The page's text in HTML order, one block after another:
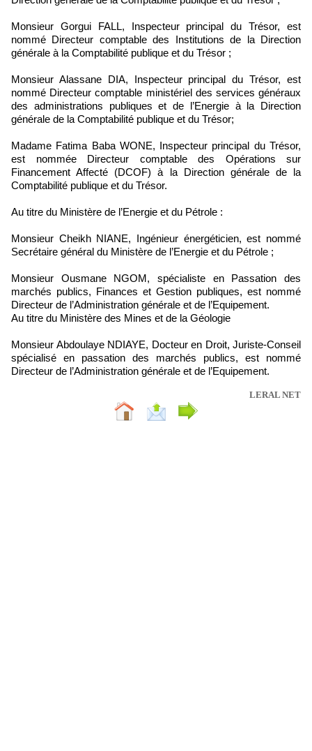
Monsieur Gorgui FALL, Inspecteur principal du Trésor, est
nommé Directeur comptable des Institutions de la Direction
générale à la Comptabilité publique et du Trésor ;
Monsieur Alassane DIA, Inspecteur principal du Trésor, est
nommé Directeur comptable ministériel des services généraux
des administrations publiques et de l’Energie à la Direction
générale de la Comptabilité publique et du Trésor;
Madame Fatima Baba WONE, Inspecteur principal du Trésor,
est nommée Directeur comptable des Opérations sur
Financement Affecté (DCOF) à la Direction générale de la
Comptabilité publique et du Trésor.
Au titre du Ministère de l’Energie et du Pétrole :
Monsieur Cheikh NIANE, Ingénieur énergéticien, est nommé
Secrétaire général du Ministère de l’Energie et du Pétrole ;
Monsieur Ousmane NGOM, spécialiste en Passation des
marchés publics, Finances et Gestion publiques, est nommé
Directeur de l’Administration générale et de l’Equipement.
Au titre du Ministère des Mines et de la Géologie
Monsieur Abdoulaye NDIAYE, Docteur en Droit, Juriste-Conseil
spécialisé en passation des marchés publics, est nommé
Directeur de l’Administration générale et de l’Equipement.
LERAL NET